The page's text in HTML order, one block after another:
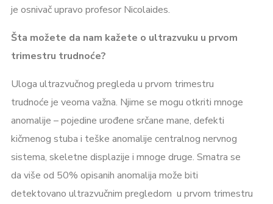
je osnivač upravo profesor Nicolaides.
Šta možete da nam kažete o ultrazvuku u prvom
trimestru trudnoće?
Uloga ultrazvučnog pregleda u prvom trimestru
trudnoće je veoma važna. Njime se mogu otkriti mnoge
anomalije – pojedine urođene srčane mane, defekti
kičmenog stuba i teške anomalije centralnog nervnog
sistema, skeletne displazije i mnoge druge. Smatra se
da više od 50% opisanih anomalija može biti
detektovano ultrazvučnim pregledom u prvom trimestru